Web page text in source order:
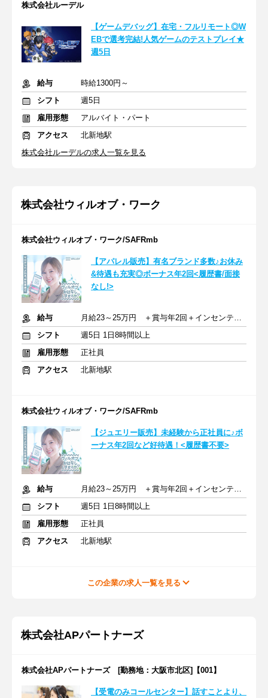
株式会社ルーデル
【ゲームデバッグ】在宅・フルリモート◎W
EBで選考完結!人気ゲームのテストプレイ★
週5日
給与
時給1300円～
シフト
週5日
雇用形態
アルバイト・パート
アクセス
北新地駅
株式会社ルーデルの求人一覧を見る
株式会社ウィルオブ・ワーク
株式会社ウィルオブ・ワーク/SAFRmb
【アパレル販売】有名ブランド多数♪お休み
&待遇も充実◎ボーナス年2回<履歴書/面接
なし!>
給与
月給23～25万円 ＋賞与年2回＋インセンティブ＋交通費
シフト
週5日 1日8時間以上
雇用形態
正社員
アクセス
北新地駅
株式会社ウィルオブ・ワーク/SAFRmb
【ジュエリー販売】未経験から正社員に♪ボ
ーナス年2回など好待遇！<履歴書不要>
給与
月給23～25万円 ＋賞与年2回＋インセンティブ＋交通費
シフト
週5日 1日8時間以上
雇用形態
正社員
アクセス
北新地駅
この企業の求人一覧を見る
株式会社APパートナーズ
株式会社APパートナーズ [勤務地：大阪市北区]【001】
【受電のみコールセンター】話すことより、